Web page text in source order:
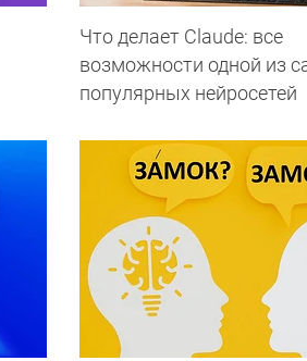
Что делает Сlaude: все
возможности одной из
популярных нейросетей